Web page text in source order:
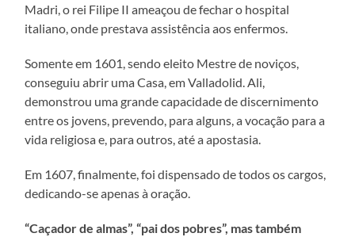
Madri, o rei Filipe II ameaçou de fechar o hospital
italiano, onde prestava assistência aos enfermos.
Somente em 1601, sendo eleito Mestre de noviços,
conseguiu abrir uma Casa, em Valladolid. Ali,
demonstrou uma grande capacidade de discernimento
entre os jovens, prevendo, para alguns, a vocação para a
vida religiosa e, para outros, até a apostasia.
Em 1607, finalmente, foi dispensado de todos os cargos,
dedicando-se apenas à oração.
“Caçador de almas”, “pai dos pobres”, mas também